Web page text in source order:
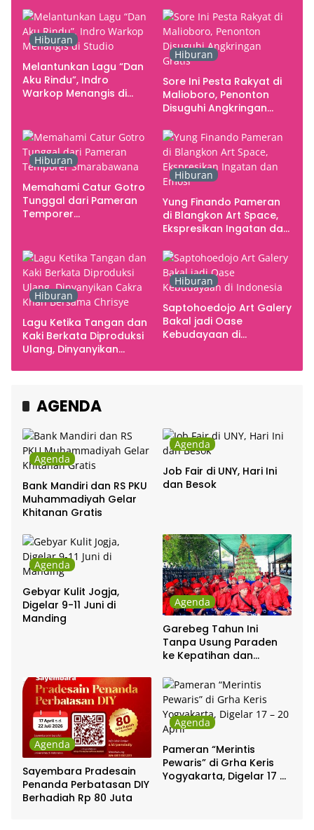
Yogyakarta sebagai
Pusat Pergerakan Seni
Rupa Indonesia
Hiburan
Melantunkan Lagu “Dan
Aku Rindu”, Indro
Warkop Menangis di
Hiburan
Sore Ini Pesta Rakyat di
Malioboro, Penonton
Disuguhi Angkringan
Hiburan
Memahami Catur Gotro
Tunggal dari Pameran
Temporer
Hiburan
Yung Finando Pameran
di Blangkon Art Space,
Ekspresikan Ingatan dan
Hiburan
Lagu Ketika Tangan dan
Kaki Berkata Diproduksi
Ulang, Dinyanyikan
Chrisye
Hiburan
Saptohoedojo Art Galery
Bakal jadi Oase
Kebudayaan di
AGENDA
Agenda
Bank Mandiri dan RS PKU
Muhammadiyah Gelar
Khitanan Gratis
Agenda
Job Fair di UNY, Hari Ini
dan Besok
Agenda
Gebyar Kulit Jogja,
Digelar 9-11 Juni di
Manding
Agenda
Garebeg Tahun Ini
Tanpa Usung Paraden
ke Kepatihan dan
Agenda
Sayembara Pradesain
Penanda Perbatasan DIY
Berhadiah Rp 80 Juta
Agenda
Pameran “Merintis
Pewaris” di Grha Keris
Yogyakarta, Digelar 17 –